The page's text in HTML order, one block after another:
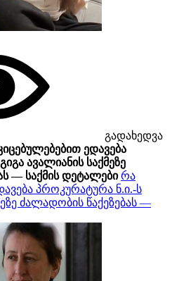
გადახედვა
ედავება
ავალიანის საქმეზე
— საქმის დეტალები რა
პროკურატურა ნ.ი.-ს
ძალადობის წაქეზებას —